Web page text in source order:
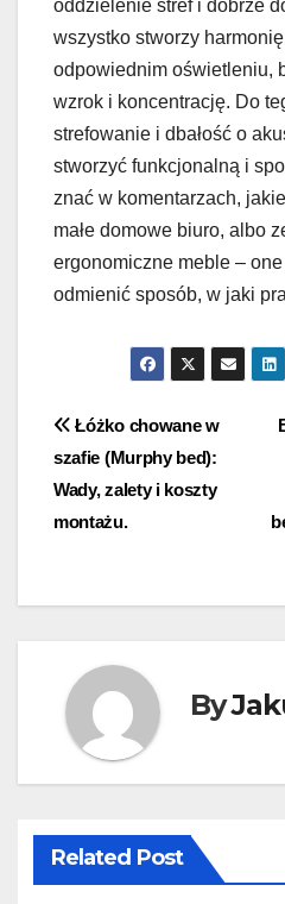
oddzielenie stref i dobrze
wszystko stworzy
odpowiednim oświetleniu,
wzrok i koncentrację. Do
strefowanie i dbałość o
stworzyć funkcjonalną i
znać w komentarzach,
małe domowe biuro, albo
ergonomiczne meble –
odmienić sposób, w jaki
Nawigacja
wpisu
Łóżko chowane w
szafie (Murphy bed):
Wady, zalety i koszty
montażu.
By
Related Post